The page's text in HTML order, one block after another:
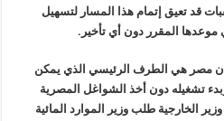
قد تعيق إتمام هذا المسار لتسهيل
موعدها المقرر دون أي تأخير.
أن مصر هي الطرف الرئيسي الذي يمكن
تشغيله دون أخذ الشواغل المصرية
الخارجية طلب وزير الموارد المائية